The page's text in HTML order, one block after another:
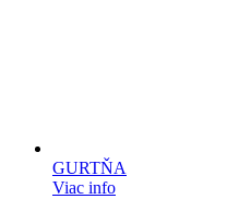
GURTŇA
Viac info